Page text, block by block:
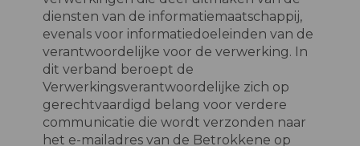
diensten van de informatiemaatschappij,
evenals voor informatiedoeleinden van de
verantwoordelijke voor de verwerking. In
dit verband beroept de
Verwerkingsverantwoordelijke zich op
gerechtvaardigd belang voor verdere
communicatie die wordt verzonden naar
het e-mailadres van de Betrokkene op